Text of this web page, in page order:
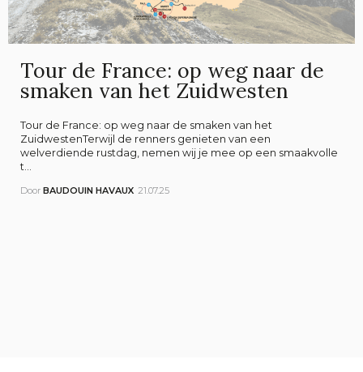
Tour de France: op weg naar de
smaken van het Zuidwesten
Tour de France: op weg naar de smaken van het
ZuidwestenTerwijl de renners genieten van een
welverdiende rustdag, nemen wij je mee op een smaakvolle
t...
Door BAUDOUIN HAVAUX 21.07.25